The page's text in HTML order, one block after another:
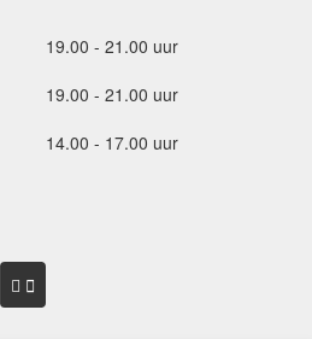
19.00 - 21.00 uur
19.00 - 21.00 uur
14.00 - 17.00 uur